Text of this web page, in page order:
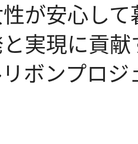
が安心して
実現に貢献
ボンプロジ